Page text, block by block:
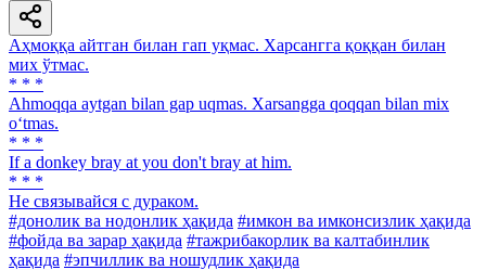
Аҳмоққа айтган билан гап уқмас. Харсангга қоққан билан
мих ўтмас.
* * *
Ahmoqqa aytgan bilan gap uqmas. Xarsangga qoqqan bilan mix
o‘tmas.
* * *
If a donkey bray at you don't bray at him.
* * *
He связывайся с дураком.
#донолик ва нодонлик ҳақида #имкон ва имконсизлик ҳақида
#фойда ва зарар ҳақида #тажрибакорлик ва калтабинлик
ҳақида #эпчиллик ва ношудлик ҳақида